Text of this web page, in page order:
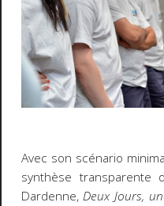
Avec son scénario
synthèse
Dardenne,Deux Jours,